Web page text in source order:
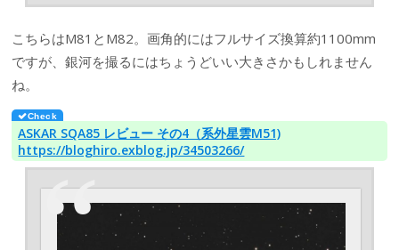
こちらはM81とM82。画角的にはフルサイズ換算約1100mm
ですが、銀河を撮るにはちょうどいい大きさかもしれません
ね。
ASKAR SQA85 レビュー その4（系外星雲M51)
https://bloghiro.exblog.jp/34503266/